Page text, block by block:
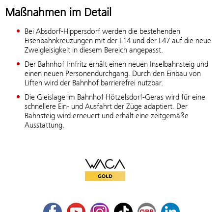
Maßnahmen im Detail
Bei Absdorf-Hippersdorf werden die bestehenden
Eisenbahnkreuzungen mit der L14 und der L47 auf die neue
Zweigleisigkeit in diesem Bereich angepasst.
Der Bahnhof Irnfritz erhält einen neuen Inselbahnsteig und
einen neuen Personendurchgang. Durch den Einbau von
Liften wird der Bahnhof barrierefrei nutzbar.
Die Gleislage im Bahnhof Hötzelsdorf-Geras wird für eine
schnellere Ein- und Ausfahrt der Züge adaptiert. Der
Bahnsteig wird erneuert und erhält eine zeitgemäße
Ausstattung.
WACA Gold
FacebookYoutubeInstagram
TikTok ÖBB Corporate Blog
LinkedIn